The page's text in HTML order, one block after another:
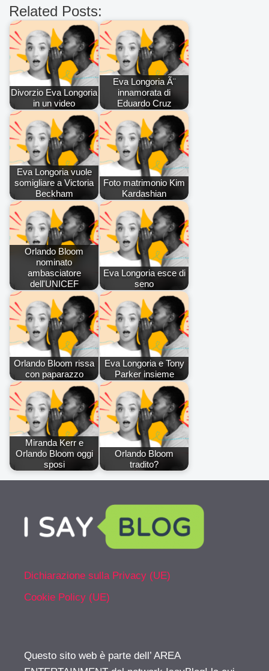
Related Posts:
Divorzio Eva Longoria
in un video
Eva Longoria Ã¨
innamorata di
Eduardo Cruz
Eva Longoria vuole
somigliare a Victoria
Beckham
Foto matrimonio Kim
Kardashian
Orlando Bloom
nominato
ambasciatore
dell'UNICEF
Eva Longoria esce di
seno
Orlando Bloom rissa
con paparazzo
Eva Longoria e Tony
Parker insieme
Miranda Kerr e
Orlando Bloom oggi
sposi
Orlando Bloom
tradito?
Dichiarazione sulla Privacy (UE)
Cookie Policy (UE)
Questo sito web è parte dell’ AREA